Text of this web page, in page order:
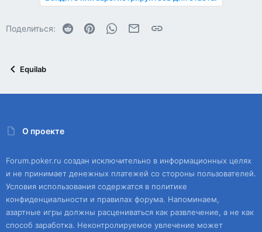
Поделиться: Reddit PinterestWhatsAppЭлектронная почта
Ссылка
Equilab
О проекте
Forum.poker.ru создан исключительно в информационных целях
и не принимает денежных платежей со стороны пользователей.
Условия использования содержатся в политике
конфиденциальности и правилах форума. Напоминаем,
азартные игры должны расцениваться как развлечение, а не как
способ заработка. Неконтролируемое увлечение может